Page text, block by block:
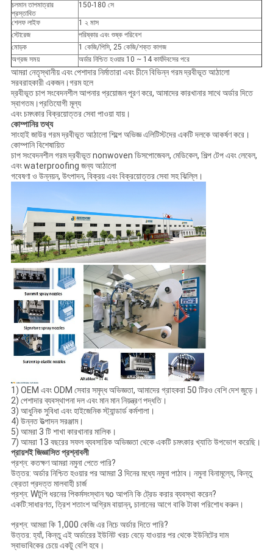
চলমান তাপমাত্রার
প্রস্তাবিত
150-180 সে
শেলফ লাইফ
1 ২ মাস
স্টোরেজ
পরিষ্কার এবং শুষ্ক পরিবেশ
মোড়ক
1 কেজি/পিসি, 25 কেজি/শক্ত কাগজ
অগ্রজ সময়
অর্ডার নিশ্চিত হওয়ার 10 ~ 14 কার্যদিবসের পরে
আমরা নেতৃস্থানীয় এবং পেশাদার নির্মাতারা এবং চীনে বিভিন্ন গরম দ্রবীভূত আঠালো
সরবরাহকারী একজন।গরম হলে
দ্রবীভূত চাপ সংবেদনশীল আপনার প্রয়োজন পূরণ করে, আমাদের কারখানার সাথে অর্ডার দিতে
স্বাগতম।প্রতিযোগী মূল্য
এবং চমৎকার বিক্রয়োত্তর সেবা পাওয়া যায়।
কোম্পানির তথ্য
সাংহাই জাউর গরম দ্রবীভূত আঠালো শিল্পে অভিজ্ঞ এলিটিস্টদের একটি দলকে আকর্ষণ করে।
কোম্পানি বিশেষায়িত
চাপ সংবেদনশীল গরম দ্রবীভূত nonwoven ডিসপোজেবল, মেডিকেল, শিল্প টেপ এবং লেবেল,
এবং waterproofing জন্য আঠালো
গবেষণা ও উন্নয়ন, উৎপাদন, বিক্রয় এবং বিক্রয়োত্তর সেবা সহ ঝিল্লি।
1) OEM এবং ODM সেবার সমৃদ্ধ অভিজ্ঞতা, আমাদের গ্রাহকরা 50 টিরও বেশি দেশ জুড়ে।
2) পেশাদার ব্যবস্থাপনা দল এবং মান মান নিয়ন্ত্রণ পদ্ধতি।
3) আধুনিক সুবিধা এবং হাইজেনিক স্ট্যান্ডার্ড কর্মশালা।
4) উন্নত উত্পাদন সরঞ্জাম।
5) আমরা 3 টি শাখা কারখানার মালিক।
7) আমরা 13 বছরের সফল ব্যবসায়িক অভিজ্ঞতা থেকে একটি চমৎকার খ্যাতি উপভোগ করেছি।
প্রায়শই জিজ্ঞাসিত প্রশ্নাবলী
প্রশ্ন: কতক্ষণ আমরা নমুনা পেতে পারি?
উত্তর: অর্ডার নিশ্চিত হওয়ার পর আমরা 3 দিনের মধ্যে নমুনা পাঠাব। নমুনা বিনামূল্যে, কিন্তু
ক্রেতা প্রদত্ত মালবাহী চার্জ
প্রশ্ন: Wটুপি ধরনের পিকর্মসংস্থানঘo আপনি কি ট্রেড করার ব্যবস্থা করেন?
একটি:সাধারণত, ত্রিশ শতাংশ অগ্রিম বায়ান্ন, চালানের আগে বাকি টাকা পরিশোধ করুন।
প্রশ্ন: আমরা কি 1,000 কেজি এর নিচে অর্ডার দিতে পারি?
উত্তর: হ্যাঁ, কিন্তু এই অর্ডারের ইউনিট খরচ বেড়ে যাওয়ার পর থেকে ইউনিটের দাম
স্বাভাবিকের চেয়ে একটু বেশি হবে।